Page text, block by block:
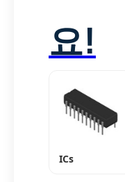
요!
ICs